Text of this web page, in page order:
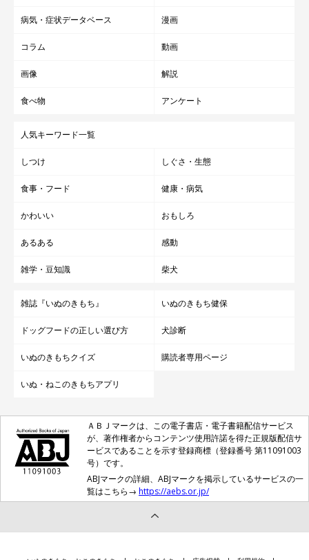
病気・症状データベース 漫画
コラム 動画
画像 解説
食べ物 アンケート
人気キーワード一覧
しつけ しぐさ・生態
食事・フード 健康・病気
かわいい おもしろ
あるある 感動
雑学・豆知識 柴犬
雑誌『いぬのきもち』 いぬのきもち健保
ドッグフードの正しい選び方 犬診断
いぬのきもちクイズ 購読者専用ページ
いぬ・ねこのきもちアプリ
ＡＢＪマークは、この電子書店・電子書籍配信サービス
が、著作権者からコンテンツ使用許諾を得た正規版配信サ
ービスであることを示す登録商標（登録番号 第11091003
号）です。
ABJマークの詳細、ABJマークを掲示しているサービスの一
覧はこちら→ https://aebs.or.jp/